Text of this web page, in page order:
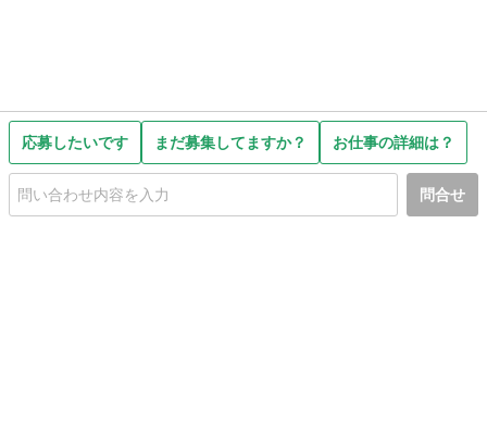
応募したいです まだ募集してますか？ お仕事の詳細は？
問合せ